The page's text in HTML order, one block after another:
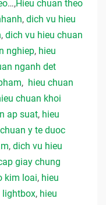
…,Hieu chuan theo
, dich vu hieu
, dich vu hieu chuan
nghiep, hieu
nganh det
, hieu chuan
chuan khoi
ap suat, hieu
y te duoc
, dich vu hieu
giay chung
kim loai, hieu
lightbox, hieu